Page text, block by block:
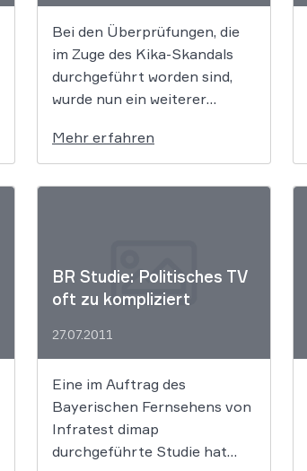
wird. Davon hängt die
Altersfreigabe ab.
Bei den Überprüfungen, die
im Zuge des Kika-Skandals
durchgeführt worden sind,
wurde nun ein weiterer
MDR- Unterhaltungschef
Udo Foht soll offizielles MDR-
Geschäftsbriefpapier für
Udo Foht dadurch einen
persönlichen Vorteil
Mehr erfahren
BR Studie: Politisches TV
oft zu kompliziert
27.07.2011
Eine im Auftrag des
Bayerischen Fernsehens von
Infratest dimap
durchgeführte Studie hat